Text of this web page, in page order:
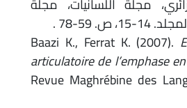
59-78 .
Baazi K., Ferrat K.
articulatoire de l’emphase
Revue Maghrébine des